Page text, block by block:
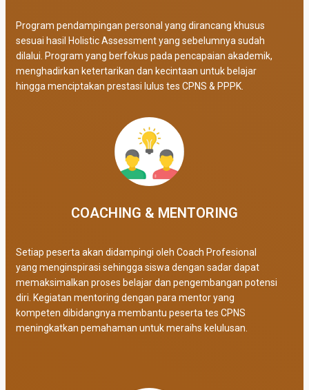
Program pendampingan personal yang dirancang khusus
sesuai hasil Holistic Assessment yang sebelumnya sudah
dilalui. Program yang berfokus pada pencapaian akademik,
menghadirkan ketertarikan dan kecintaan untuk belajar
hingga menciptakan prestasi lulus tes CPNS & PPPK.
COACHING & MENTORING
Setiap peserta akan didampingi oleh Coach Profesional
yang menginspirasi sehingga siswa dengan sadar dapat
memaksimalkan proses belajar dan pengembangan potensi
diri. Kegiatan mentoring dengan para mentor yang
kompeten dibidangnya membantu peserta tes CPNS
meningkatkan pemahaman untuk meraihs kelulusan.